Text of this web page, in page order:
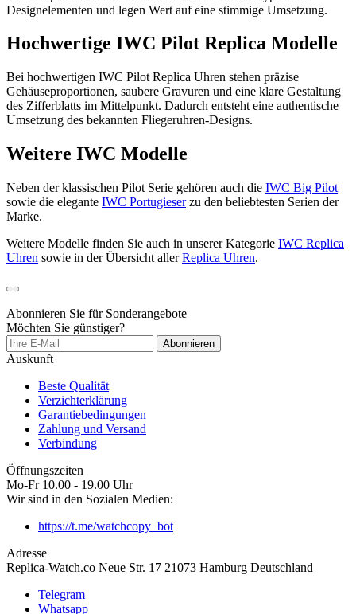
Designelementen und legen Wert auf eine stimmige Umsetzung.
Hochwertige IWC Pilot Replica Modelle
Bei hochwertigen IWC Pilot Replica Uhren stehen präzise
Gehäuseproportionen, saubere Gravuren und eine klare Gestaltung
des Zifferblatts im Mittelpunkt. Dadurch entsteht eine authentische
Umsetzung des bekannten Fliegeruhren-Designs.
Weitere IWC Modelle
Neben der klassischen Pilot Serie gehören auch die IWC Big Pilot
sowie die elegante IWC Portugieserzu den beliebtesten Serien der
Marke.
Weitere Modelle finden Sie auch in unserer Kategorie IWC Replica
Uhren sowie in der Übersicht allerReplica Uhren.
Abonnieren Sie für Sonderangebote
Möchten Sie günstiger?
Abonnieren
Auskunft
Beste Qualität
Verzichterklärung
Garantiebedingungen
Zahlung und Versand
Verbindung
Öffnungszeiten
Mo-Fr 10.00 - 19.00 Uhr
Wir sind in den Sozialen Medien:
https://t.me/watchcopy_bot
Adresse
Replica-Watch.co Neue Str. 17 21073 Hamburg Deutschland
Telegram
Whatsapp